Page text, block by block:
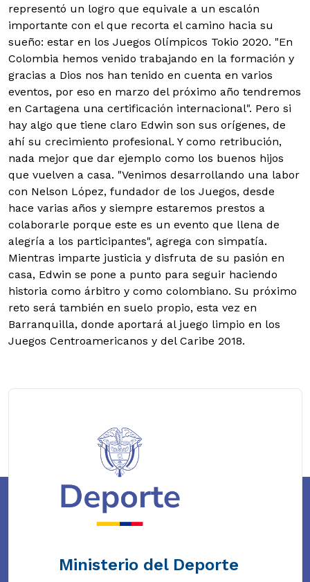
representó un logro que equivale a un escalón
importante con el que recorta el camino hacia su
sueño: estar en los Juegos Olímpicos Tokio 2020. "En
Colombia hemos venido trabajando en la formación y
gracias a Dios nos han tenido en cuenta en varios
eventos, por eso en marzo del próximo año tendremos
en Cartagena una certificación internacional". Pero si
hay algo que tiene claro Edwin son sus orígenes, de
ahí su crecimiento profesional. Y como retribución,
nada mejor que dar ejemplo como los buenos hijos
que vuelven a casa. "Venimos desarrollando una labor
con Nelson López, fundador de los Juegos, desde
hace varias años y siempre estaremos prestos a
colaborarle porque este es un evento que llena de
alegría a los participantes", agrega con simpatía.
Mientras imparte justicia y disfruta de su pasión en
casa, Edwin se pone a punto para seguir haciendo
historia como árbitro y como colombiano. Su próximo
reto será también en suelo propio, esta vez en
Barranquilla, donde aportará al juego limpio en los
Juegos Centroamericanos y del Caribe 2018.
Ministerio del Deporte